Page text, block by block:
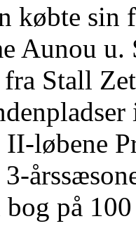
købte sin
Aunou
Stall
II-løbene
på